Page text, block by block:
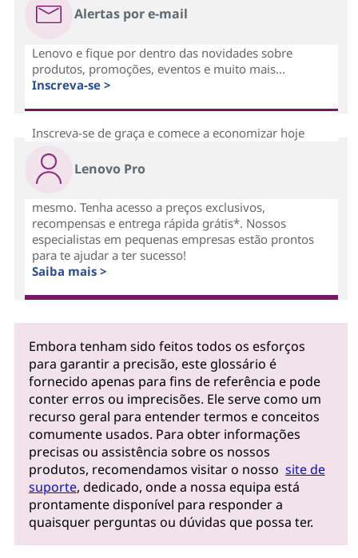
Alertas por e-mail
Lenovo e fique por dentro das novidades sobre
produtos, promoções, eventos e muito mais...
Inscreva-se >
Lenovo Pro
Inscreva-se de graça e comece a economizar hoje
mesmo. Tenha acesso a preços exclusivos,
recompensas e entrega rápida grátis*. Nossos
especialistas em pequenas empresas estão prontos
para te ajudar a ter sucesso!
Saiba mais >
Embora tenham sido feitos todos os esforços
para garantir a precisão, este glossário é
fornecido apenas para fins de referência e pode
conter erros ou imprecisões. Ele serve como um
recurso geral para entender termos e conceitos
comumente usados. Para obter informações
precisas ou assistência sobre os nossos
produtos, recomendamos visitar o nosso site de
suporte, dedicado, onde a nossa equipa está
prontamente disponível para responder a
quaisquer perguntas ou dúvidas que possa ter.